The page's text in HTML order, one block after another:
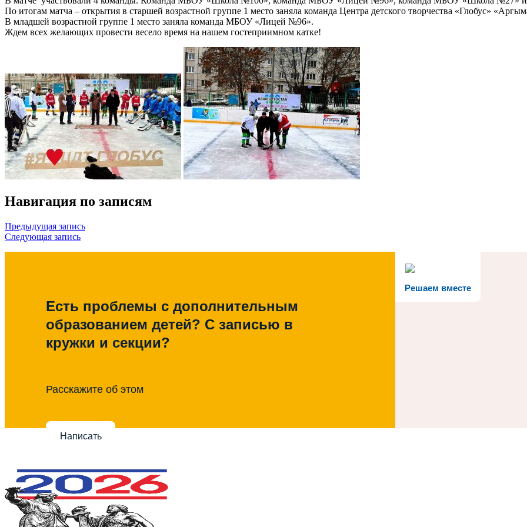
По итогам матча – открытия в старшей возрастной группе 1 место заняла команда Центра детского творчества «Глобус»
В младшей возрастной группе 1 место заняла команда МБОУ «Лицей №96».
Ждем всех желающих провести весело время на нашем гостеприимном катке!
Навигация по записям
Предыдущая запись
Следующая запись
Решаем вместе
Есть проблемы с дополнительным
образованием детей? С записью в
кружки и секции?
Расскажите об этом
Написать